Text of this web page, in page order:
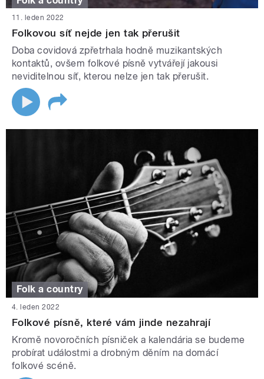
11. leden 2022
Folkovou síť nejde jen tak přerušit
Doba covidová zpřetrhala hodně muzikantských
kontaktů, ovšem folkové písně vytvářejí jakousi
neviditelnou síť, kterou nelze jen tak přerušit.
Folk a country
4. leden 2022
Folkové písně, které vám jinde nezahrají
Kromě novoročních písniček a kalendária se budeme
probírat událostmi a drobným děním na domácí
folkové scéně.